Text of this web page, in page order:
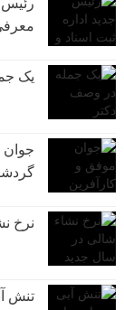
رئیس
یک
جوان
نرخ
تنش